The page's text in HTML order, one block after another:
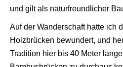
und gilt als naturfreundlicher
Auf der Wanderschaft hatte ich
Holzbrücken bewundert, und
Tradition hier bis 40 Meter